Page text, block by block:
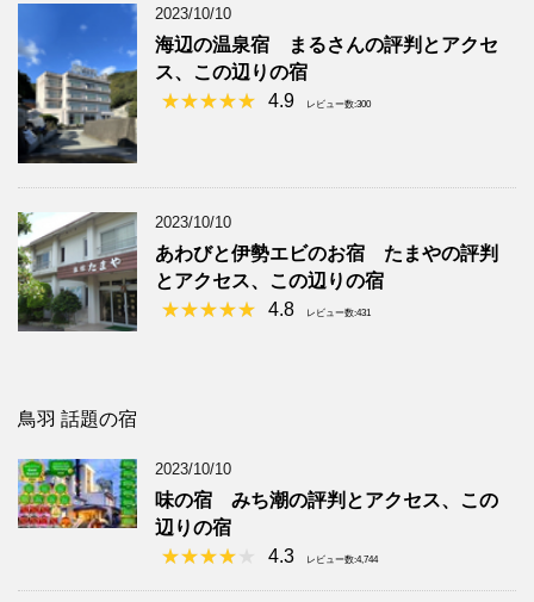
2023/10/10
海辺の温泉宿 まるさんの評判とアクセ
ス、この辺りの宿
4.9
レビュー数:300
2023/10/10
あわびと伊勢エビのお宿 たまやの評判
とアクセス、この辺りの宿
4.8
レビュー数:431
鳥羽 話題の宿
2023/10/10
味の宿 みち潮の評判とアクセス、この
辺りの宿
4.3
レビュー数:4,744